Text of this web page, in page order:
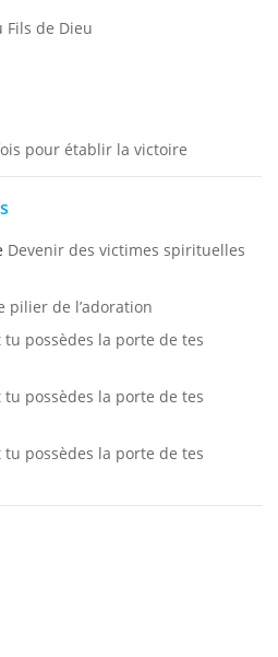
Fils de Dieu
pour établir la victoire
Devenir des victimes spirituelles
pilier de l’adoration
tu possèdes la porte de tes
tu possèdes la porte de tes
tu possèdes la porte de tes